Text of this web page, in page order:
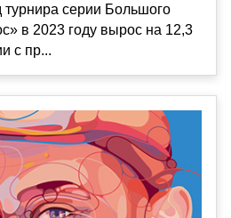
серии Большого
в 2023 году вырос на 12,3
с пр...